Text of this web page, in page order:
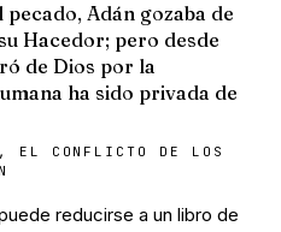
Adán gozaba de
Hacedor; pero desde
de Dios por la
ha sido privada de
EL CONFLICTO DE LOS
reducirse a un libro de